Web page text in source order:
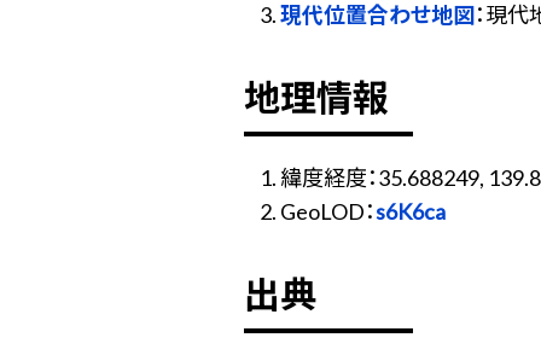
現代位置合わせ地図：現
地理情報
緯度経度：35.688249,
GeoLOD：s6K6ca
出典